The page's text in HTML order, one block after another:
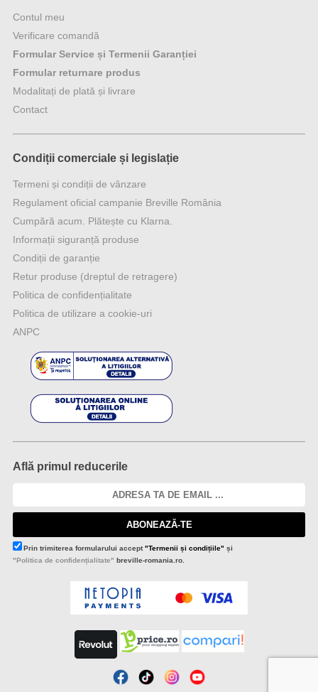
Contul meu
Verificare comandă
Formular Service și Termenii Garanției
Formular returnare produs
Modalitați de plată și livrare
Contact
Condiții comerciale și legislație
Termeni și condiții de vânzare
Regulament oficial campanie Breville România
Cumpără acum. Plătește cu Klarna.
Informații siguranță produse
Condiții de garanție
Retur produse (dreptul de retragere)
Politica de confidențialitate
Politica de utilizare a cookie-uri
ANPC
Află primul reducerile
ABONEAZĂ-TE
Prin trimiterea formularului accept"Termenii și condițiile" și
"Politica de confidențialitate" breville-romania.ro.